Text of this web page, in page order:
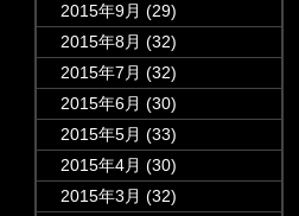
2015年9月 (29)
2015年8月 (32)
2015年7月 (32)
2015年6月 (30)
2015年5月 (33)
2015年4月 (30)
2015年3月 (32)